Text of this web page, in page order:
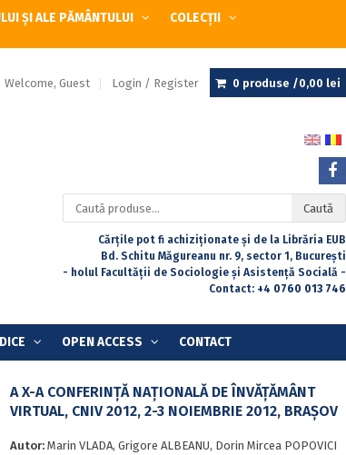
ȘI ALE PĂMÂNTULUI COLECȚII
Welcome, Guest Login / Register 0 produse /0,00 lei
Caută
după:
Caută
Cărțile pot fi achiziționate și de la Librăria EUB
Bd. Schitu Măgureanu nr. 9, sector 1, București
- holul Facultății de Sociologie și Asistență Socială -
Contact: +4 0760 013 746
OPEN ACCESS CONTACT
A X-A CONFERINȚĂ NAȚIONALĂ DE ÎNVĂȚĂMÂNT
VIRTUAL, CNIV 2012, 2-3 NOIEMBRIE 2012, BRAȘOV
Autor: Marin VLADA, Grigore ALBEANU, Dorin Mircea POPOVICI